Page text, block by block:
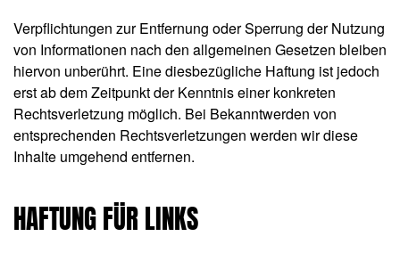
Verpflichtungen zur Entfernung oder Sperrung der Nutzung
von Informationen nach den allgemeinen Gesetzen bleiben
hiervon unberührt. Eine diesbezügliche Haftung ist jedoch
erst ab dem Zeitpunkt der Kenntnis einer konkreten
Rechtsverletzung möglich. Bei Bekanntwerden von
entsprechenden Rechtsverletzungen werden wir diese
Inhalte umgehend entfernen.
HAFTUNG FÜR LINKS